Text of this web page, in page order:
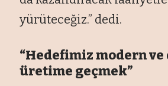
yürüteceğiz.” dedi.
“Hedefimiz modern ve
üretime geçmek”